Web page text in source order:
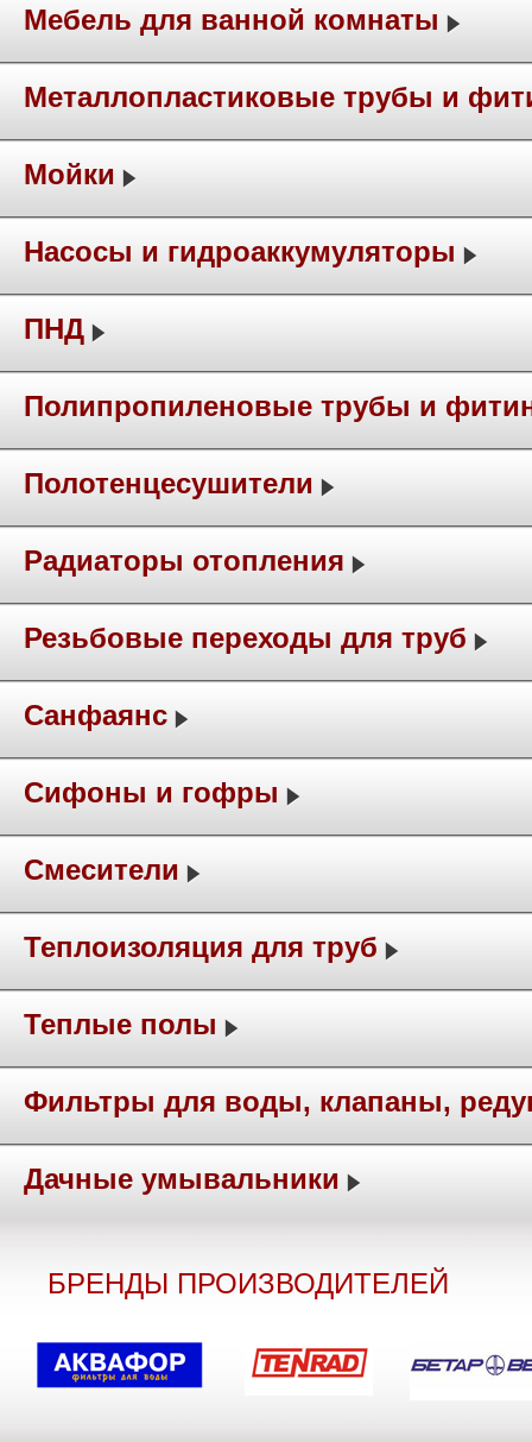
Мебель для ванной комнаты
Металлопластиковые трубы и
Мойки
Насосы и гидроаккумуляторы
ПНД
Полипропиленовые трубы и
Полотенцесушители
Радиаторы отопления
Резьбовые переходы для труб
Санфаянс
Сифоны и гофры
Смесители
Теплоизоляция для труб
Теплые полы
Фильтры для воды, клапаны,
Дачные умывальники
БРЕНДЫ ПРОИЗВОДИТЕЛЕЙ